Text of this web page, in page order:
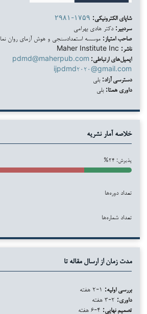
شاپای الکترونیکی: ۲۹۸۱-۱۷۵۹
سردبیر: دکتر هادی بهرامی
صاحب امتیاز: موسسه استعدادسنجی و هوش آزمای روان نما
ناشر:
ایمیل‌های ارتباطی: pdmd@maherpub.com
ijpdmd۲۰۲۰@gmail.com
دسترسی آزاد: بلی
داوری همتا: بلی
خلاصه آمار نشریه
پذیرش: ۲۴%
تعداد دوره‌ها
تعداد شماره‌ها
مدت زمان از ارسال مقاله تا
بررسی اولیه:
داوری:
تصمیم نهایی: